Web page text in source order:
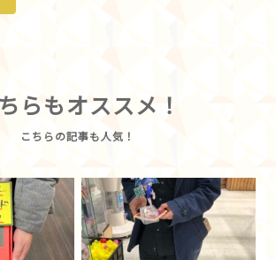
らもオススメ！